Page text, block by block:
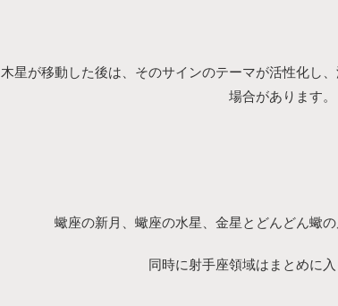
木星が移動した後は、そのサインのテーマが活性化し
場合があります。
蠍座の新月、蠍座の水星、金星とどんどん蠍の
同時に射手座領域はまとめに入